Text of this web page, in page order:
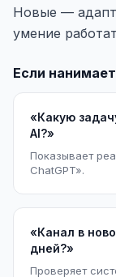
Новые —
умение
Если
«Какую
AI?»
Показывает
ChatGPT».
«Канал в
дней?»
Проверяет